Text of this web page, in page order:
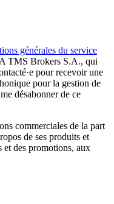
générales du service
TMS Brokers S.A., qui
pour recevoir une
pour la gestion de
désabonner de ce
commerciales de la part
de ses produits et
et des promotions, aux